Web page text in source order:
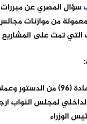
سؤال المصري عن
من موازنات
التي تمت على
استنادا لأحكام المادة (96) من
الداخلي لمجلس النواب
الوزراء